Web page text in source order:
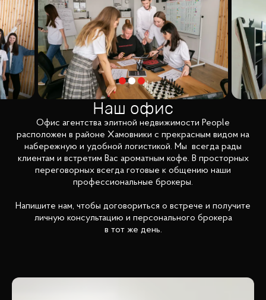
Наш офис
Офис агентства элитной недвижимости People
расположен в районе Хамовники с прекрасным видом на
набережную и удобной логистикой. Мы всегда рады
клиентам и встретим Вас ароматным кофе. В просторных
переговорных всегда готовые к общению наши
профессиональные брокеры.
Напишите нам, чтобы договориться о встрече и получите
личную консультацию и персонального брокера
в тот же день.